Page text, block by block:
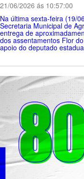
21/06/2026 ás 10:57:00
Na última sexta-feira (19/
Secretaria Municipal de
entrega de
dos assentamentos Flor
apoio do deputado